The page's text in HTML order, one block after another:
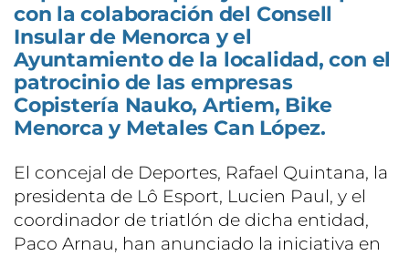
con la colaboración del Consell
Insular de Menorca y el
Ayuntamiento de la localidad, con el
patrocinio de las empresas
Copistería Nauko, Artiem, Bike
Menorca y Metales Can López.
El concejal de Deportes, Rafael Quintana, la
presidenta de Lô Esport, Lucien Paul, y el
coordinador de triatlón de dicha entidad,
Paco Arnau, han anunciado la iniciativa en